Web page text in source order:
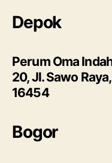
Depok
Perum Oma
20, Jl. Sawo
16454
Bogor